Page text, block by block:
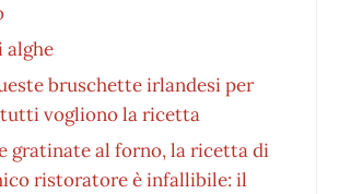
alghe
bruschette irlandesi per
vogliono la ricetta
gratinate al forno, la ricetta di
ristoratore è infallibile: il